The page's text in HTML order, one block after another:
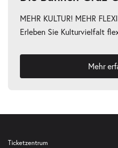
MEHR KULTUR! MEHR
Erleben Sie Kulturvielfalt
Mehr
Ticketzentrum